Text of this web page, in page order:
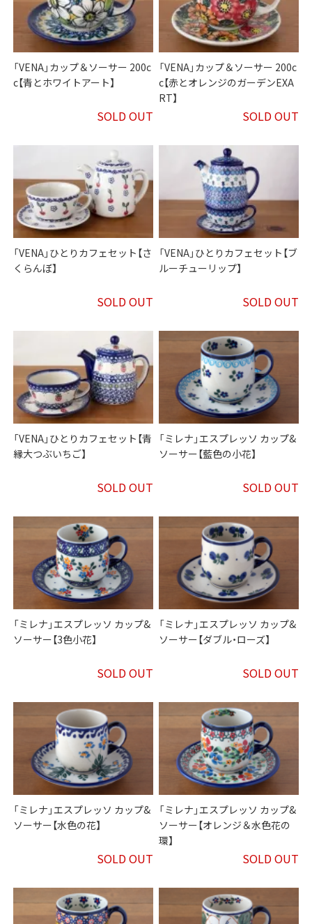
「VENA」カップ＆ソーサー 200c
c【青とホワイトアート】
SOLD OUT
「VENA」カップ＆ソーサー 200c
c【赤とオレンジのガーデンEXA
RT】
SOLD OUT
「VENA」ひとりカフェセット【さ
くらんぼ】
SOLD OUT
「VENA」ひとりカフェセット【ブ
ルーチューリップ】
SOLD OUT
「VENA」ひとりカフェセット【青
縁大つぶいちご】
SOLD OUT
「ミレナ」エスプレッソ カップ&
ソーサー【藍色の小花】
SOLD OUT
「ミレナ」エスプレッソ カップ&
ソーサー【3色小花】
SOLD OUT
「ミレナ」エスプレッソ カップ&
ソーサー【ダブル・ローズ】
SOLD OUT
「ミレナ」エスプレッソ カップ&
ソーサー【水色の花】
SOLD OUT
「ミレナ」エスプレッソ カップ&
ソーサー【オレンジ＆水色花の
環】
SOLD OUT